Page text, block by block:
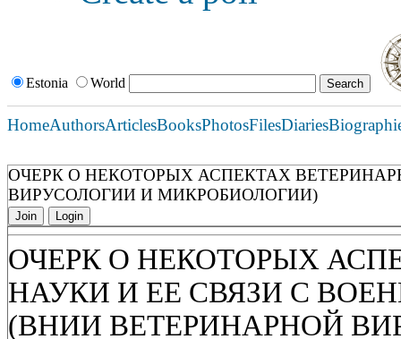
Estonia World
HomeAuthorsArticlesBooksPhotosFilesDiaries
ОЧЕРК О НЕКОТОРЫХ АСПЕКТАХ
ВИРУСОЛОГИИ И МИКРОБИОЛОГИИ)
Join Login
ОЧЕРК О НЕКОТОРЫХ
НАУКИ И ЕЕ СВЯЗИ С
(ВНИИ ВЕТЕРИНАРНОЙ